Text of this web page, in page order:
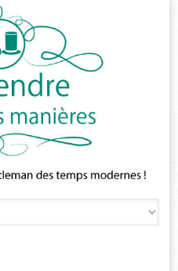
to